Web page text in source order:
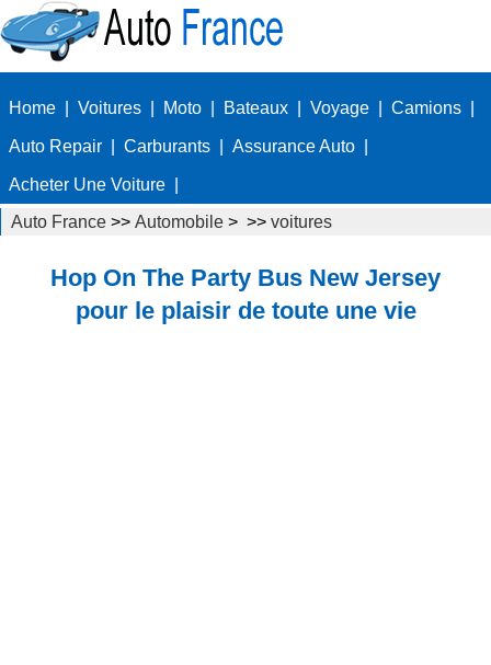
Home Voitures Moto Bateaux Voyage Camions
Auto Repair Carburants Assurance Auto
Acheter Une Voiture
Auto France >> Automobile > >> voitures
Hop On The Party Bus New Jersey
pour le plaisir de toute une vie